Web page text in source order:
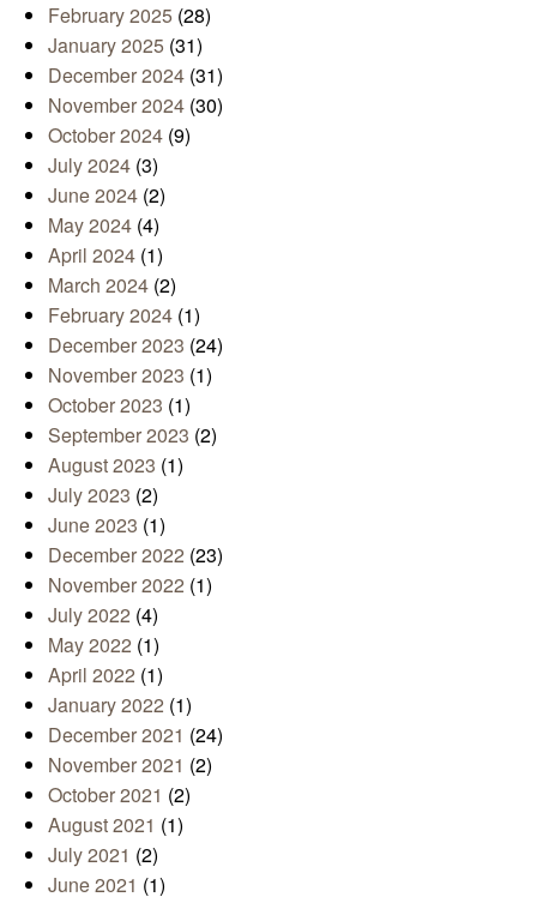
February 2025 (28)
January 2025 (31)
December 2024 (31)
November 2024 (30)
October 2024 (9)
July 2024 (3)
June 2024 (2)
May 2024 (4)
April 2024 (1)
March 2024 (2)
February 2024 (1)
December 2023 (24)
November 2023 (1)
October 2023 (1)
September 2023 (2)
August 2023 (1)
July 2023 (2)
June 2023 (1)
December 2022 (23)
November 2022 (1)
July 2022 (4)
May 2022 (1)
April 2022 (1)
January 2022 (1)
December 2021 (24)
November 2021 (2)
October 2021 (2)
August 2021 (1)
July 2021 (2)
June 2021 (1)